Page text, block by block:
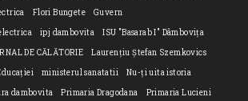
Flori Bungete
Guvern
ipj dambovita
ISU "Basarab I" Dâmbovița
DE CĂLĂTORIE
Laurențiu Ștefan Szemkovics
ministerul sanatatii
Nu-ți uita istoria
dambovita Primaria Dragodana
Primaria Lucieni